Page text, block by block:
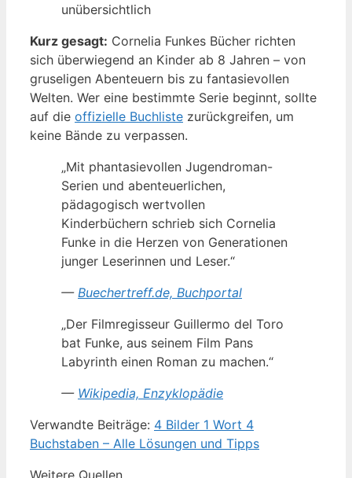
unübersichtlich
Kurz gesagt: Cornelia Funkes Bücher richten
sich überwiegend an Kinder ab 8 Jahren – von
gruseligen Abenteuern bis zu fantasievollen
Welten. Wer eine bestimmte Serie beginnt, sollte
auf die offizielle Buchliste zurückgreifen, um
keine Bände zu verpassen.
„Mit phantasievollen Jugendroman-
Serien und abenteuerlichen,
pädagogisch wertvollen
Kinderbüchern schrieb sich Cornelia
Funke in die Herzen von Generationen
junger Leserinnen und Leser.“
— Buechertreff.de, Buchportal
„Der Filmregisseur Guillermo del Toro
bat Funke, aus seinem Film Pans
Labyrinth einen Roman zu machen.“
— Wikipedia, Enzyklopädie
Verwandte Beiträge: 4 Bilder 1 Wort 4
Buchstaben – Alle Lösungen und Tipps
Weitere Quellen